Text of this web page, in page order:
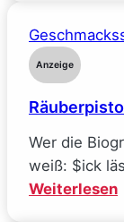
Anzeige
Wer die
weiß: $ick
Weiterlesen: